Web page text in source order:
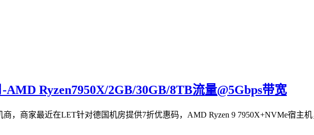
AMD Ryzen7950X/2GB/30GB/8TB流量@5Gbps带宽
，商家最近在LET针对德国机房提供7折优惠码，AMD Ryzen 9 7950X+NVMe宿主